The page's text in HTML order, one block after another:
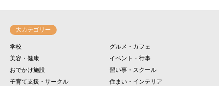
大カテゴリー
学校
グルメ・カフェ
美容・健康
イベント・行事
おでかけ施設
習い事・スクール
子育て支援・サークル
住まい・インテリア